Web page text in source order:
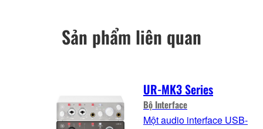
Sản phẩm liên quan
UR-MK3 Series
Bộ Interface
Một audio interface USB-